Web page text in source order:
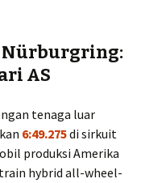
Nürburgring:
AS
tenaga luar
6:49.275di sirkuit
produksi Amerika
hybrid all-wheel-